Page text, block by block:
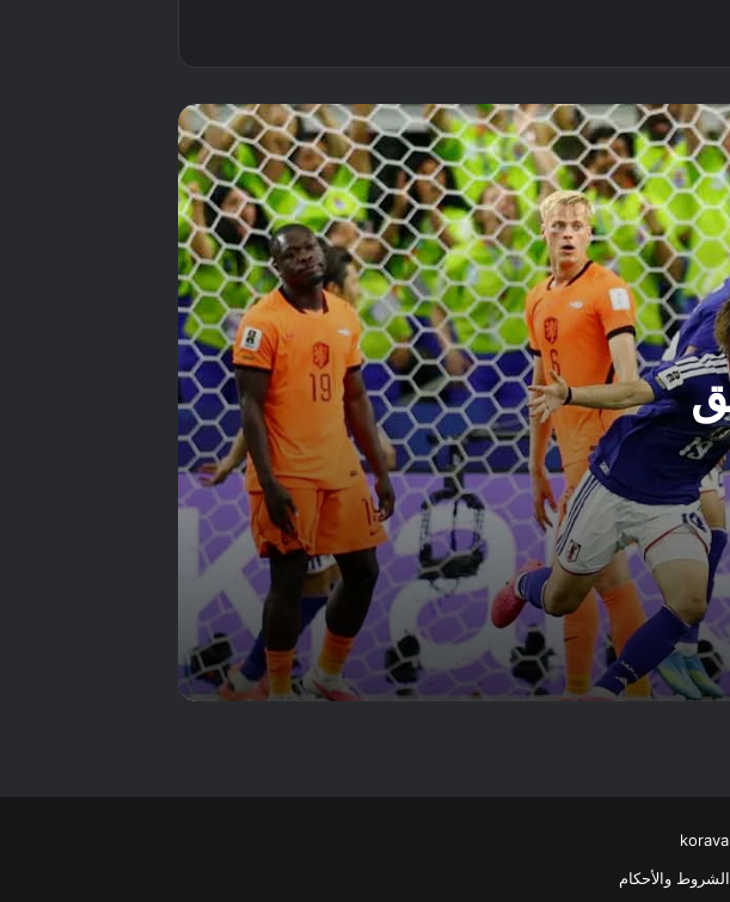
كيمياء الساموراي: كيف
روّض اليابانيون رياح
الطواحين في الدقائق
الأخيرة؟
بلاتيني كويتي — الوطن
في كرة القدم ليس مكانًا
تُولد فيه، بل قميصٌ
تختاره
هدف بالخطأ يُنهي حلم
أولمبي الأردن.. اليابان
تخطف بطاقة نصف
النهائي
الشروط والأحكام